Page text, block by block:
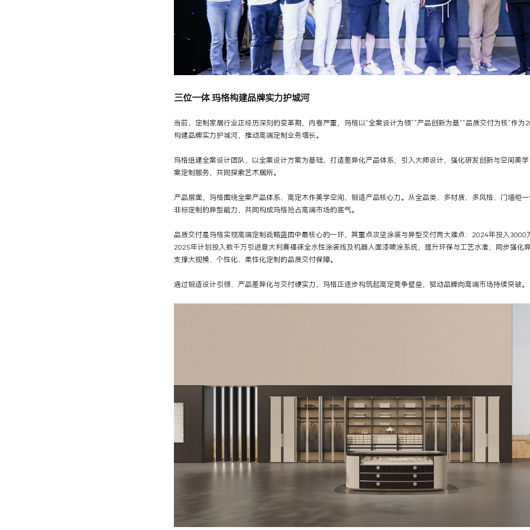
三位一体 玛格构建品牌实力护城河
当前，定制家居行业正经历深刻的变革期，内卷严重，玛格以“全案设计为领”“产品创新为基”“品质交付为核”作
构建品牌实力护城河，推动高端定制业务增长。
玛格组建全案设计团队，以全案设计方案为基础，打造差异化产品体系；引入大师设计，强化研发创新与空间美
案定制服务，共同探索艺术居所。
产品层面，玛格围绕全案产品体系、高定木作美学空间，锻造产品核心力。从全品类、多材质、多风格、门墙柜
非标定制的异型能力，共同构成玛格抢占高端市场的底气。
品质交付是玛格实现高端定制战略蓝图中最核心的一环，其重点攻坚涂装与异型交付两大难点：2024年投入3000
2025年计划投入数千万引进意大利赛福徕全水性涂装线及机器人面漆喷涂系统，提升环保与工艺水准；同步强化
支撑大规模、个性化、柔性化定制的品质交付保障。
通过锻造设计引领、产品差异化与交付硬实力，玛格正逐步构筑起高定竞争壁垒，驱动品牌向高端市场持续突破。